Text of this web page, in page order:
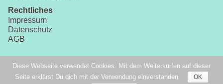
Rechtliches
Impressum
Datenschutz
AGB
Copyright
Diese Webseite verwendet Cookies. Mit dem Weitersurfen auf dieser
Seite erklärst Du dich mit der Verwendung einverstanden.
OK